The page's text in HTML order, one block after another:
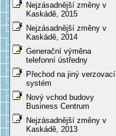
Nejzásadnější změny v
Kaskádě, 2015
Nejzásadnější změny v
Kaskádě, 2014
Generační výměna
telefonní ústředny
Přechod na jiný verzovací
systém
Nový vchod budovy
Business Centrum
Nejzásadnější změny v
Kaskádě, 2013